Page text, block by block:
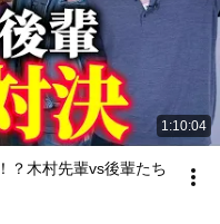
1:10:04
？木村先輩vs後輩たち